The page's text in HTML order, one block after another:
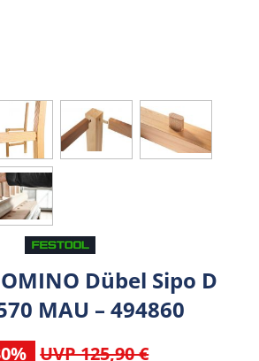
Dübel Sipo D
MAU – 494860
UVP 125,90 €